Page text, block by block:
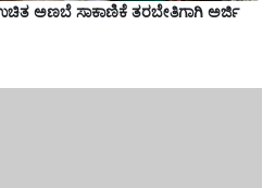
ಅಣಬೆ ಸಾಕಾಣಿಕೆ ತರಬೇತಿಗಾಗಿ ಅರ್ಜಿ